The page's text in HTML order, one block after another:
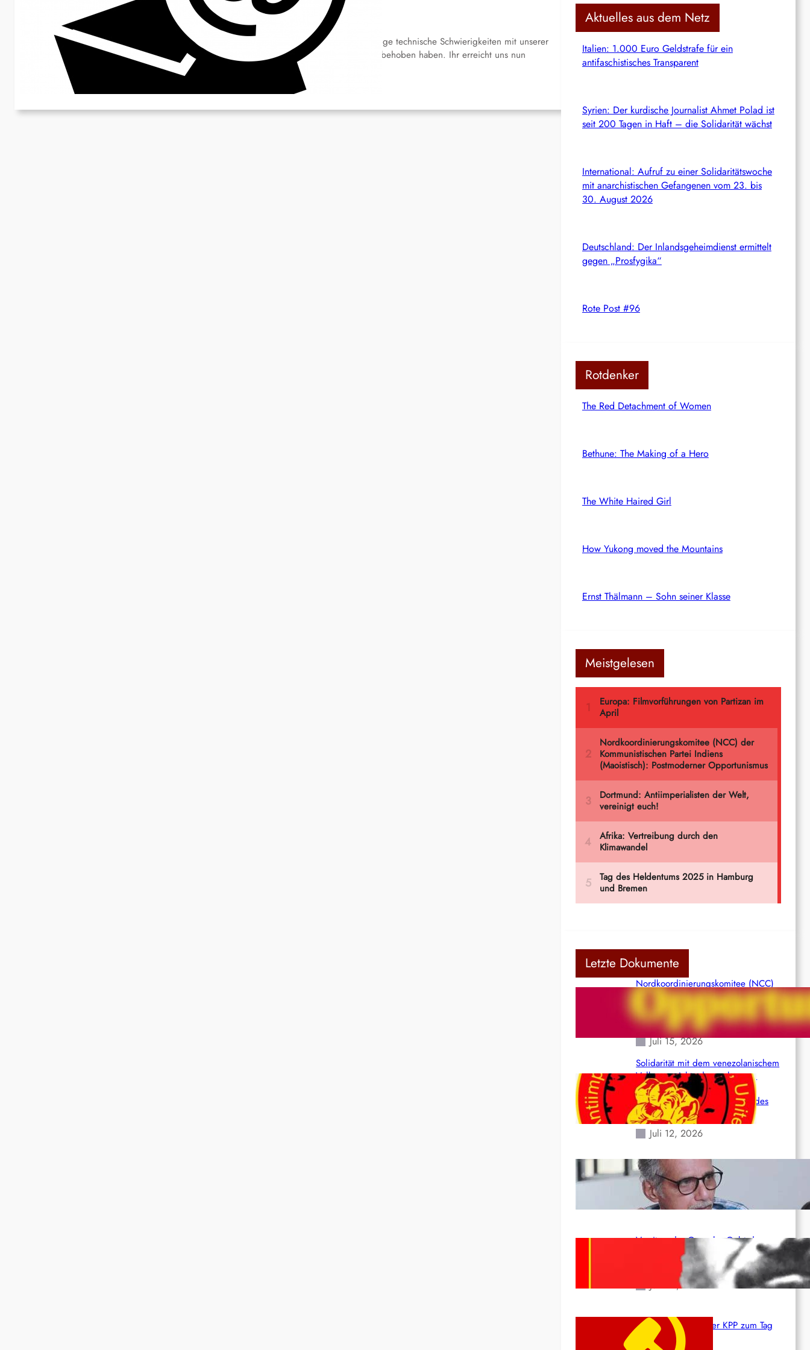
Mai 21, 2026
Wir hatten vorübergehend einige technische Schwierigkeiten mit unserer
E-Mailadresse, welche wir nun behoben haben. Ihr erreicht uns nun
wieder unter:…
c
Aktuelles aus dem Netz
Italien: 1.000 Euro Geldstrafe für ein
antifaschistisches Transparent
Syrien: Der kurdische Journalist Ahmet Polad ist
seit 200 Tagen in Haft – die Solidarität wächst
International: Aufruf zu einer Solidaritätswoche
mit anarchistischen Gefangenen vom 23. bis
30. August 2026
Deutschland: Der Inlandsgeheimdienst ermittelt
gegen „Prosfygika“
Rote Post #96
Rotdenker
The Red Detachment of Women
Bethune: The Making of a Hero
The White Haired Girl
How Yukong moved the Mountains
Ernst Thälmann – Sohn seiner Klasse
Meistgelesen
Letzte Dokumente
Nordkoordinierungskomitee (NCC)
der Kommunistischen Partei Indiens
(Maoistisch): Postmoderner
Opportunismus
Juli 15, 2026
Solidarität mit dem venezolanischem
Volk angesichts der verlorenen
Leben und der katastrophalen
Situation durch die Erdbeben des
24. Juni!
Juli 12, 2026
Indien: „Die Politik der Kapitulation“
von K. Murali (Ajith)
Juli 1, 2026
Vorsitzender Gonzalo: Gebt das
Leben für die Partei und die
Revolution!
Juni 19, 2026
Beschluss des ZK der KPP zum Tag
des Heldentums